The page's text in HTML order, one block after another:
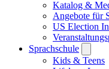
Katalog &
Angebote für
US Election
Sprachschule
Kids & Teens